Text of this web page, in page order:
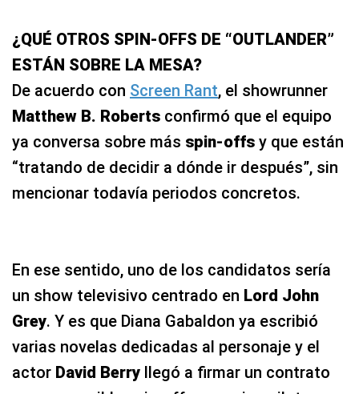
¿QUÉ OTROS SPIN-OFFS DE “OUTLANDER”
ESTÁN SOBRE LA MESA?
De acuerdo con Screen Rant, el showrunner
Matthew B. Roberts confirmó que el equipo
ya conversa sobre más spin-offs y que están
“tratando de decidir a dónde ir después”, sin
mencionar todavía periodos concretos.
En ese sentido, uno de los candidatos sería
un show televisivo centrado en Lord John
Grey. Y es que Diana Gabaldon ya escribió
varias novelas dedicadas al personaje y el
actor David Berry llegó a firmar un contrato